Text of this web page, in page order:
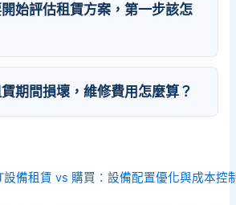
始評估租賃方案，第一步該怎
期間損壞，維修費用怎麼算？
設備租賃 vs 購買：設備配置優化與成本控